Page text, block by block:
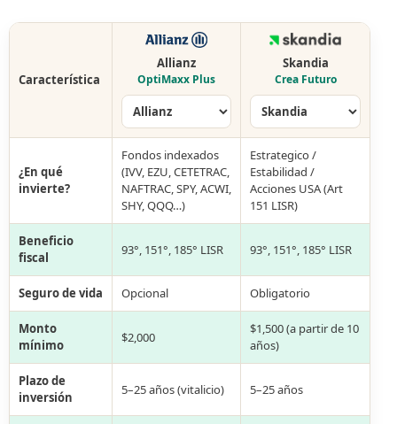
Característica
Allianz
OptiMaxx Plus
Skandia
Crea Futuro
¿En qué
invierte?
Fondos indexados
(IVV, EZU, CETETRAC,
NAFTRAC, SPY, ACWI,
SHY, QQQ…)
Estrategico /
Estabilidad /
Acciones USA (Art
151 LISR)
Beneficio
fiscal
93°, 151°, 185° LISR 93°, 151°, 185° LISR
Seguro de vida Opcional Obligatorio
Monto
mínimo
$2,000
$1,500 (a partir de 10
años)
Plazo de
inversión
5–25 años (vitalicio) 5–25 años